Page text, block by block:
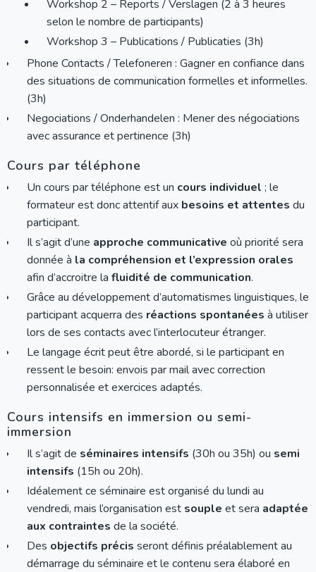
Workshop 2 – Reports / Verslagen (2 à 3 heures
selon le nombre de participants)
Workshop 3 – Publications / Publicaties (3h)
Phone Contacts / Telefoneren : Gagner en confiance dans
des situations de communication formelles et informelles.
(3h)
Negociations / Onderhandelen : Mener des négociations
avec assurance et pertinence (3h)
Cours par téléphone
Un cours par téléphone est un cours individuel ; le
formateur est donc attentif aux besoins et attentes du
participant.
Il s’agit d’une approche communicative où priorité sera
donnée à la compréhension et l’expression orales
afin d’accroitre la fluidité de communication.
Grâce au développement d’automatismes linguistiques, le
participant acquerra des réactions spontanées à utiliser
lors de ses contacts avec l’interlocuteur étranger.
Le langage écrit peut être abordé, si le participant en
ressent le besoin: envois par mail avec correction
personnalisée et exercices adaptés.
Cours intensifs en immersion ou semi-
immersion
Il s’agit de séminaires intensifs (30h ou 35h) ou semi
intensifs (15h ou 20h).
Idéalement ce séminaire est organisé du lundi au
vendredi, mais l’organisation est souple et sera adaptée
aux contraintes de la société.
Des objectifs précis seront définis préalablement au
démarrage du séminaire et le contenu sera élaboré en